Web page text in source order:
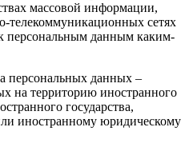
массовой информации,
телекоммуникационных сетях
персональным данным каким-
персональных данных –
на территорию иностранного
государства,
иностранному юридическому